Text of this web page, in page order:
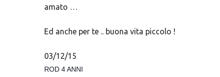
amato …
Ed anche per te .. buona vita piccolo !
03/12/15
ROD 4 ANNI